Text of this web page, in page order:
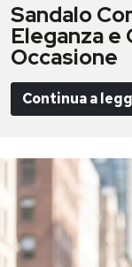
Sandalo
Eleganza
Occasione
Continua a